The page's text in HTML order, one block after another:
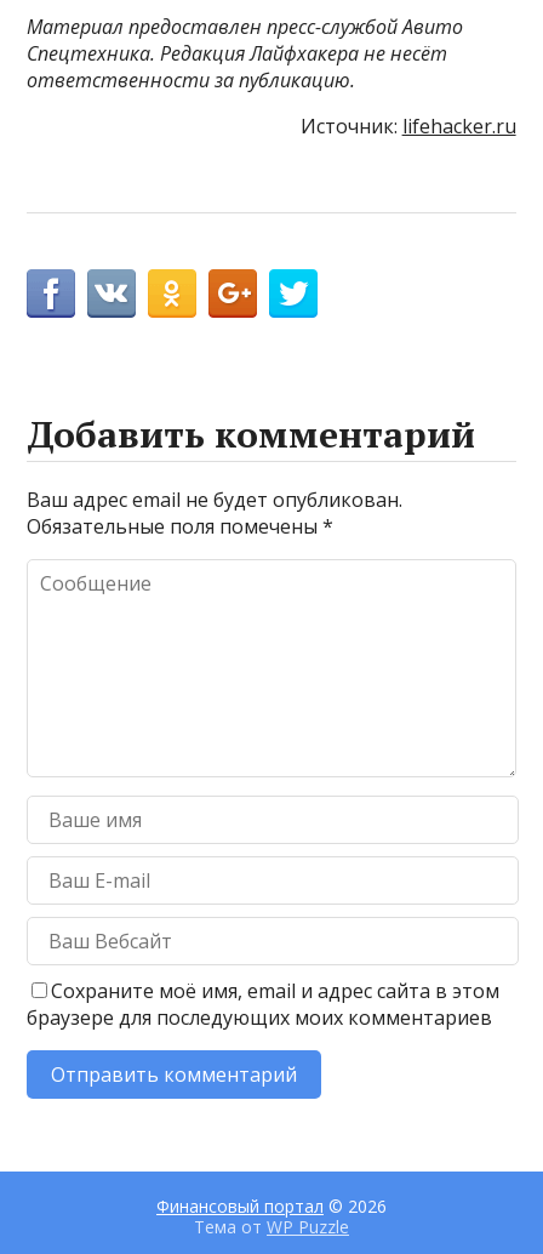
Материал предоставлен пресс-службой Авито
Спецтехника. Редакция Лайфхакера не несёт
ответственности за публикацию.
Источник: lifehacker.ru
Добавить комментарий
Ваш адрес email не будет опубликован.
Обязательные поля помечены*
Сохраните моё имя, email и адрес сайта в этом
браузере для последующих моих комментариев
Финансовый портал © 2026
Тема от WP Puzzle